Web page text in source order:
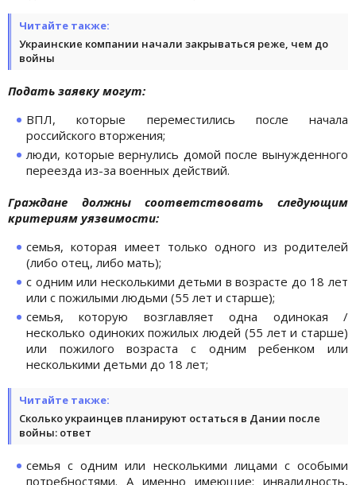
Читайте также:
Украинские компании начали закрываться реже, чем до
войны
Подать заявку могут:
ВПЛ, которые переместились после начала
российского вторжения;
люди, которые вернулись домой после вынужденного
переезда из-за военных действий.
Граждане должны соответствовать следующим
критериям уязвимости:
семья, которая имеет только одного из родителей
(либо отец, либо мать);
с одним или несколькими детьми в возрасте до 18 лет
или с пожилыми людьми (55 лет и старше);
семья, которую возглавляет одна одинокая /
несколько одиноких пожилых людей (55 лет и старше)
или пожилого возраста с одним ребенком или
несколькими детьми до 18 лет;
Читайте также:
Сколько украинцев планируют остаться в Дании после
войны: ответ
семья с одним или несколькими лицами с особыми
потребностями. А именно имеющие: инвалидность,